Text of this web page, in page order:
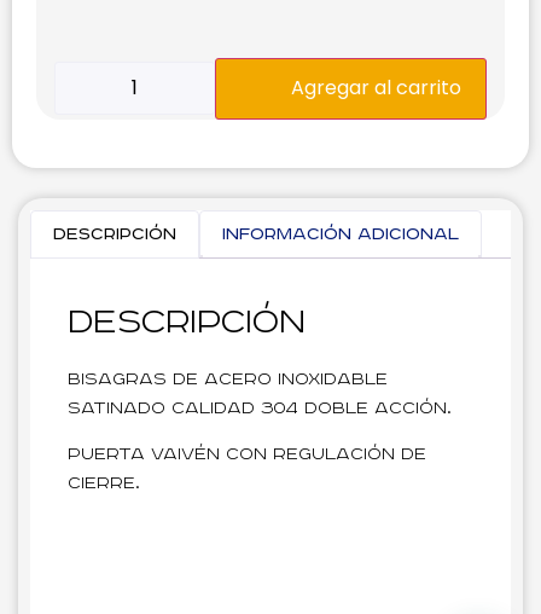
Agregar al carrito
Descripción Información adicional
Descripción
Bisagras de acero inoxidable
satinado calidad 304 doble acción.
Puerta vaivén con regulación de
cierre.